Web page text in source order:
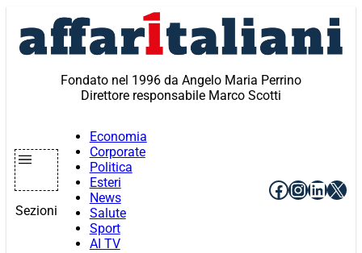
contenuto
Fondato nel 1996 da Angelo Maria Perrino
Direttore responsabile Marco Scotti
Sezioni
Economia
Corporate
Politica
Esteri
News
Salute
Sport
AI TV
Facebook
X